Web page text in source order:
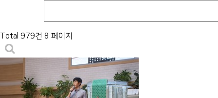
Total 979건 8 페이지